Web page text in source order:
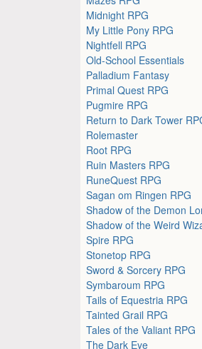
Midnight RPG
My Little Pony RPG
Nightfell RPG
Old-School Essentials
Palladium Fantasy
Primal Quest RPG
Pugmire RPG
Return to Dark Tower
Rolemaster
Root RPG
Ruin Masters RPG
RuneQuest RPG
Sagan om Ringen RPG
Shadow of the Demon
Shadow of the Weird
Spire RPG
Stonetop RPG
Sword & Sorcery RPG
Symbaroum RPG
Tails of Equestria RPG
Tainted Grail RPG
Tales of the Valiant RPG
The Dark Eye